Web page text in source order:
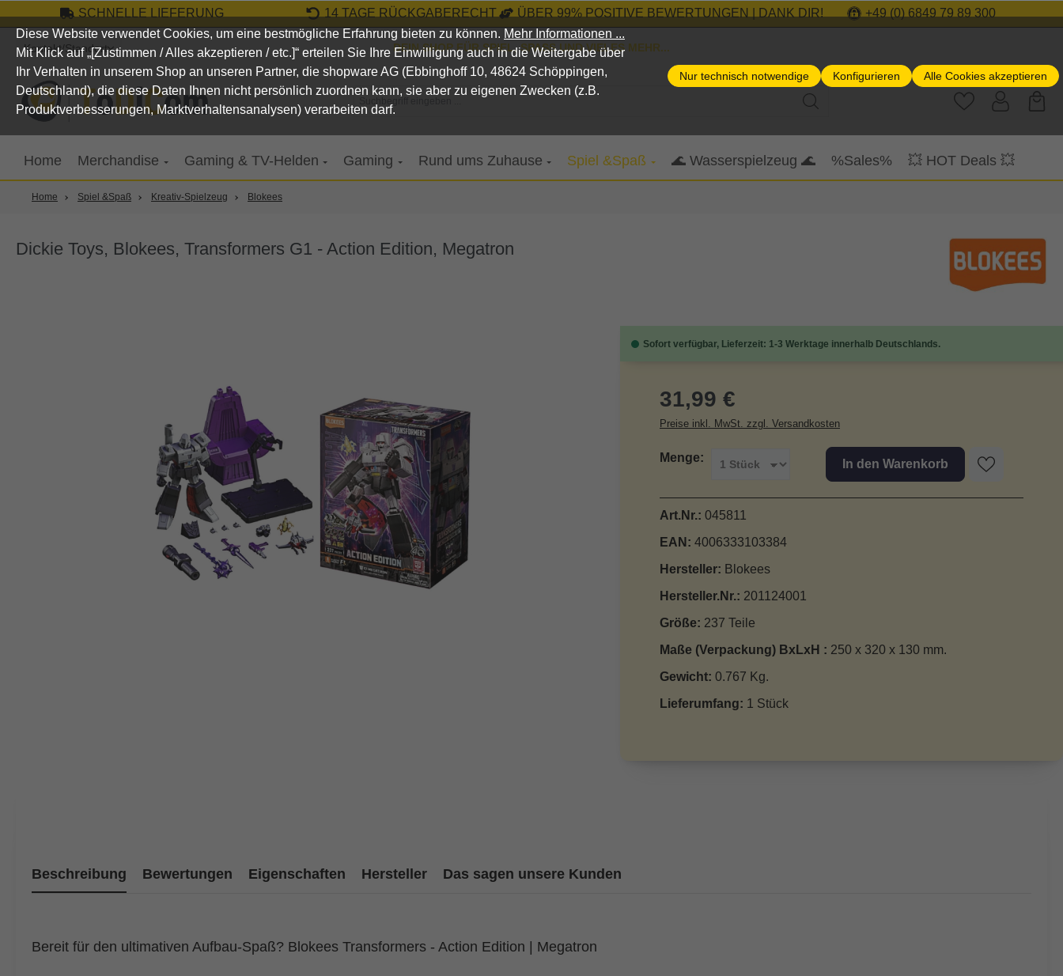
Hauptinhalt springen
Zur Suche springen
Zur Hauptnavigation springen
SCHNELLE LIEFERUNG 14 TAGE RÜCKGABERECHT ÜBER 99% POSITIVE BEWERTUNGEN | DANK DIR! +49 (0) 6849 79 89 300
Kontakt/Standort DEIN SHOP FÜR SPIEL, SPASS UND VIELES MEHR...
Suchbegriff eingeben ...
Home Merchandise Gaming & TV-Helden Gaming Rund ums Zuhause Spiel &Spaß 🌊 Wasserspielzeug 🌊 %Sales% 💥 HOT Deals 💥
Home Spiel &Spaß Kreativ-Spielzeug Blokees
Dickie Toys, Blokees, Transformers G1 - Action Edition, Megatron
Sofort verfügbar, Lieferzeit: 1-3 Werktage innerhalb Deutschlands.
Regulärer Preis:
31,99 €
Preise inkl. MwSt. zzgl. Versandkosten
Menge: In den Warenkorb
Art.Nr.: 045811
EAN: 4006333103384
Hersteller: Blokees
Hersteller.Nr.: 201124001
Größe: 237 Teile
Maße (Verpackung) BxLxH : 250 x 320 x 130 mm.
Gewicht: 0.767 Kg.
Lieferumfang: 1 Stück
Beschreibung Bewertungen Eigenschaften Hersteller Das sagen unsere Kunden
Bereit für den ultimativen Aufbau-Spaß? Blokees Transformers - Action Edition | Megatron
Diese Website verwendet Cookies, um eine bestmögliche Erfahrung bieten zu können. Mehr Informationen ...
Mit Klick auf „[Zustimmen / Alles akzeptieren / etc.]“ erteilen Sie Ihre Einwilligung auch in die Weitergabe über
Ihr Verhalten in unserem Shop an unseren Partner, die shopware AG (Ebbinghoff 10, 48624 Schöppingen,
Deutschland), die diese Daten Ihnen nicht persönlich zuordnen kann, sie aber zu eigenen Zwecken (z.B.
Produktverbesserungen, Marktverhaltensanalysen) verarbeiten darf.
Nur technisch notwendige Konfigurieren Alle Cookies akzeptieren